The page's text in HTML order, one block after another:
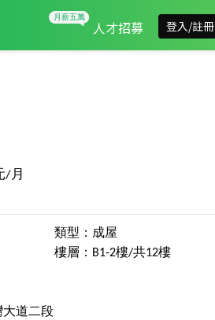
人才招募 登入/註冊
/月
類型：成屋
樓層：B1-2樓/共12樓
大道二段